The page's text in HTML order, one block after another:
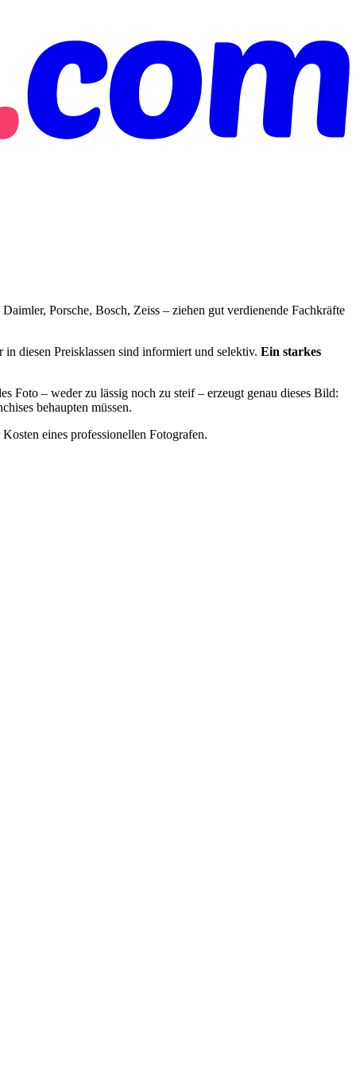
Porsche, Bosch, Zeiss – ziehen gut verdienende Fachkräfte
diesen Preisklassen sind informiert und selektiv. Ein starkes
Foto – weder zu lässig noch zu steif – erzeugt genau dieses Bild:
behaupten müssen.
eines professionellen Fotografen.